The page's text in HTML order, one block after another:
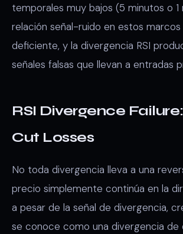
temporales muy bajos (5 minutos o 1
relación señal-ruido en estos
deficiente, y la divergencia RSI
señales falsas que llevan a entradas
RSI Divergence
Cut Losses
No toda divergencia lleva a una
precio simplemente continúa en la
a pesar de la señal de divergencia,
se conoce como una divergencia de